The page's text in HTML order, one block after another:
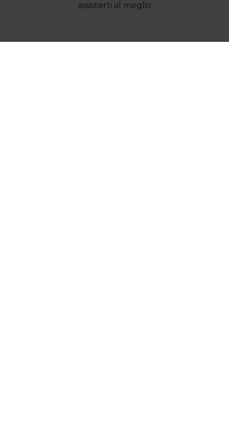
assisterti al meglio